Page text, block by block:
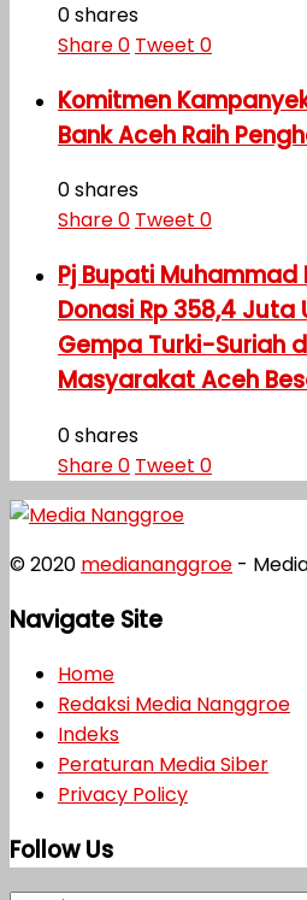
0 shares
Share0 Tweet 0
Komitmen
Bank Aceh Raih
0 shares
Share0 Tweet 0
Pj Bupati
Donasi Rp 358,4 Juta
Gempa Turki-Suriah
Masyarakat Aceh
0 shares
Share0 Tweet 0
© 2020 mediananggroe -
Navigate Site
Home
Redaksi Media Nanggroe
Indeks
Peraturan Media Siber
Privacy Policy
Follow Us